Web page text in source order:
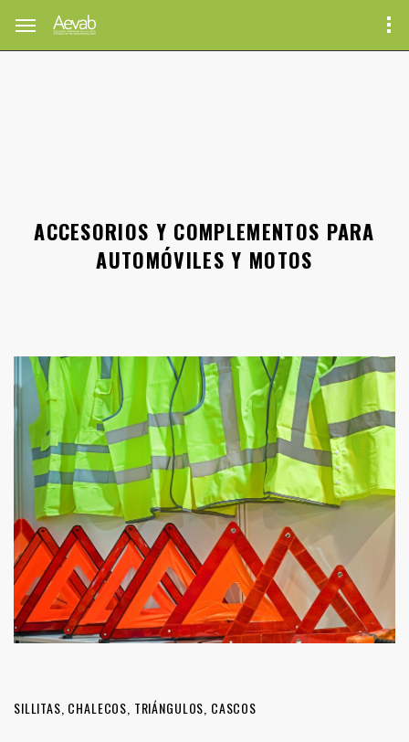
ACCESORIOS Y COMPLEMENTOS PARA
AUTOMÓVILES Y MOTOS
SILLITAS, CHALECOS, TRIÁNGULOS, CASCOS